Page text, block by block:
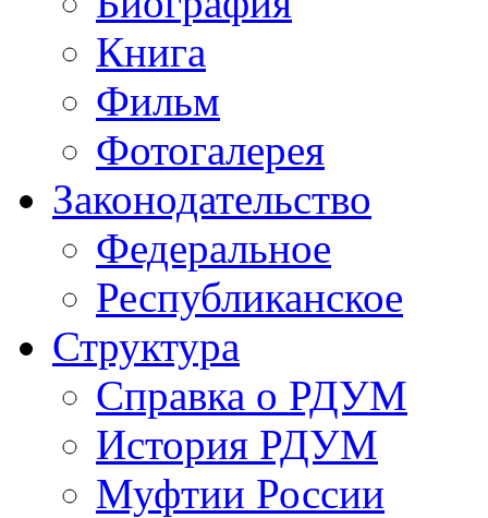
Книга
Фильм
Фотогалерея
Законодательство
Федеральное
Республиканское
Структура
Справка о РДУМ
История РДУМ
Муфтии России